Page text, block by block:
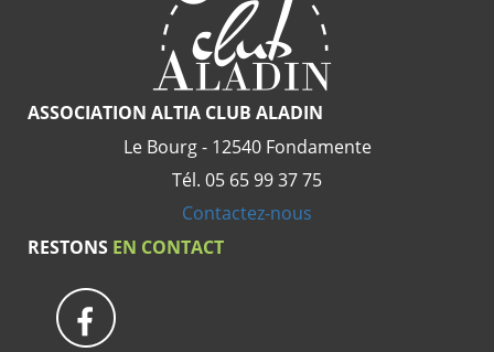
ASSOCIATION ALTIA CLUB ALADIN
Le Bourg - 12540 Fondamente
Tél. 05 65 99 37 75
Contactez-nous
RESTONS EN CONTACT